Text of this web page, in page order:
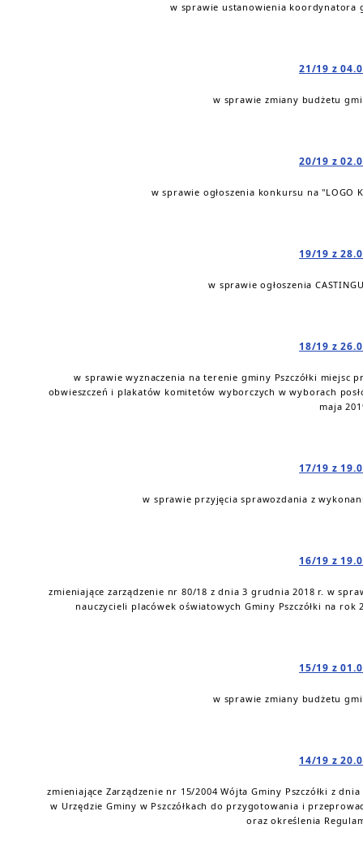
w sprawie ustanowienia koordynatora
21/19 z
w sprawie zmiany budżetu
20/19 z
w sprawie ogłoszenia konkursu na "LOGO
19/19 z
w sprawie ogłoszenia
18/19 z
w sprawie wyznaczenia na terenie gminy Pszczółki miejsc
obwieszczeń i plakatów komitetów wyborczych w wyborach
maja
17/19 z
w sprawie przyjęcia sprawozdania z
16/19 z
zmieniające zarządzenie nr 80/18 z dnia 3 grudnia 2018 r. w
nauczycieli placówek oświatowych Gminy Pszczółki na
15/19 z
w sprawie zmiany budżetu
14/19 z
zmieniające Zarządzenie nr 15/2004 Wójta Gminy Pszczółki z
w Urzędzie Gminy w Pszczółkach do przygotowania i
oraz określenia